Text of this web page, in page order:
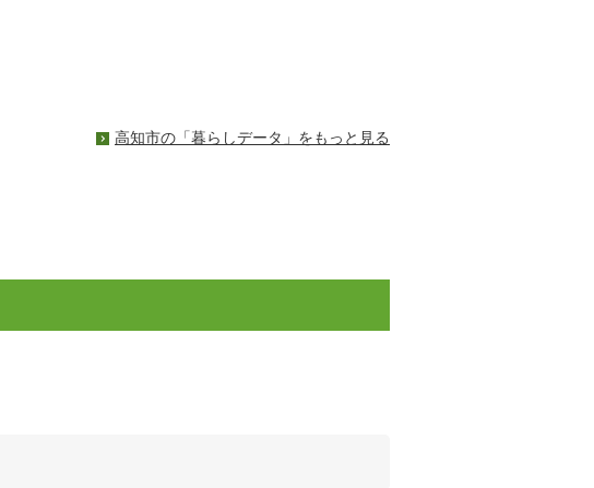
高知市の「暮らしデータ」をもっと見る